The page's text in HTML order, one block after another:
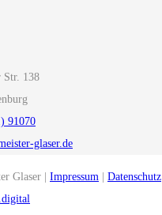
Str. 138
91070
glaser.de
Glaser | Impressum Datenschutz